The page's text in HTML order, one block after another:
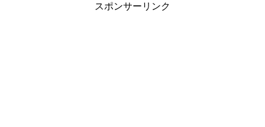
スポンサーリンク